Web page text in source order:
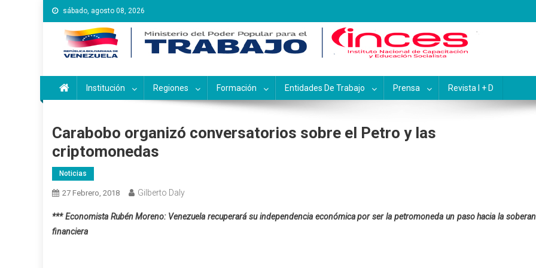
Saltar
al
contenido
sábado, agosto 08, 2026
Instituto Nacional de Capacitación y Educación
Inces
Institución Regiones Formación Entidades De Trabajo Prensa Revista I + D
Carabobo organizó conversatorios sobre el Petro y las
criptomonedas
Noticias
27 Febrero, 2018 Gilberto Daly
*** Economista Rubén Moreno: Venezuela recuperará su independencia económica por ser la petromoneda un paso hacia la
financiera